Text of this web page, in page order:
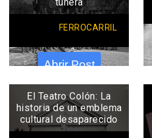
tunera
FERROCARRIL
Abrir Post
El Teatro Colón: La
historia de un emblema
cultural desaparecido